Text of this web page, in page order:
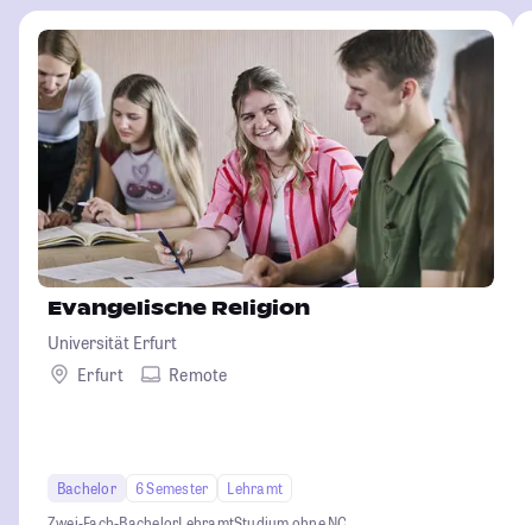
Evangelische Religion
Universität Erfurt
Erfurt
Remote
Bachelor 6 Semester
Lehramt